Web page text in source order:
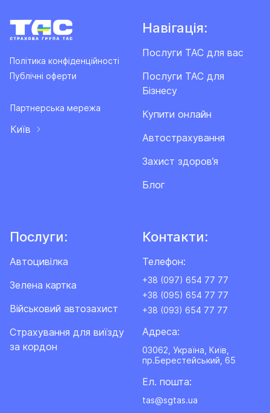
Політика конфіденційності
Публічні оферти
Партнерська мережа
Київ
Навігація:
Послуги ТАС для вас
Послуги ТАС для
Бізнесу
Купити онлайн
Автострахування
Захист здоров’я
Блог
Послуги:
Автоцивілка
Зелена картка
Військовий автозахист
Cтрахування для виїзду
за кордон
Контакти:
Телефон:
+38 (097) 654 77 77
+38 (095) 654 77 77
+38 (093) 654 77 77
Адреса:
03062, Україна, Київ,
пр.Берестейський, 65
Ел. пошта:
tas@sgtas.ua